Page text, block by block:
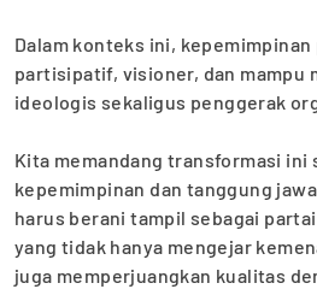
‎Dalam konteks ini,
partisipatif, visioner, dan mampu
ideologis sekaligus penggerak
‎Kita memandang transformasi ini
kepemimpinan dan tanggung
harus berani tampil sebagai
yang tidak hanya mengejar
juga memperjuangkan kualitas